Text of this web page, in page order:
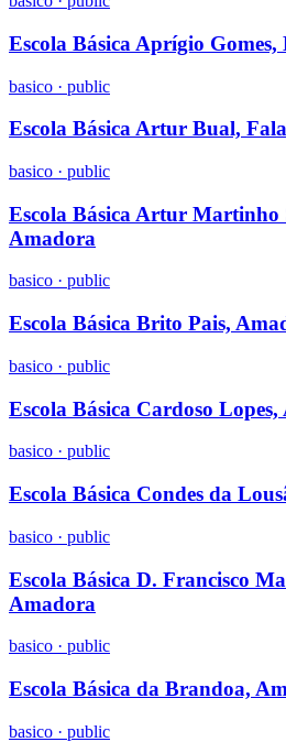
Escola Básica Aprígio
basico · public
Escola Básica Artur Bual,
basico · public
Escola Básica Artur Martinho
Amadora
basico · public
Escola Básica Brito Pais,
basico · public
Escola Básica Cardoso
basico · public
Escola Básica Condes da
basico · public
Escola Básica D. Francisco
Amadora
basico · public
Escola Básica da Brandoa,
basico · public